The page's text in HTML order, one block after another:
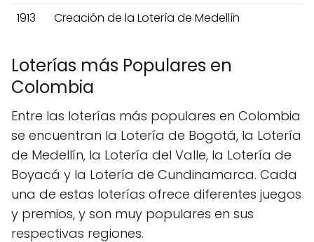
1913
Creación de la Lotería de Medellín
Loterías más Populares en
Colombia
Entre las loterías más populares en Colombia
se encuentran la Lotería de Bogotá, la Lotería
de Medellín, la Lotería del Valle, la Lotería de
Boyacá y la Lotería de Cundinamarca. Cada
una de estas loterías ofrece diferentes juegos
y premios, y son muy populares en sus
respectivas regiones.